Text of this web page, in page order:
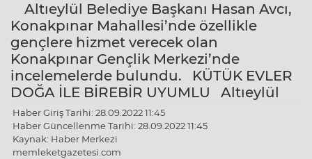
Altıeylül Belediye Başkanı Hasan Avcı,
Konakpınar Mahallesi’nde özellikle
gençlere hizmet verecek olan
Konakpınar Gençlik Merkezi’nde
incelemelerde bulundu. KÜTÜK EVLER
DOĞA İLE BİREBİR UYUMLU Altıeylül
Haber Giriş Tarihi: 28.09.2022 11:45
Haber Güncellenme Tarihi: 28.09.2022 11:45
Kaynak: Haber Merkezi
memleketgazetesi.com